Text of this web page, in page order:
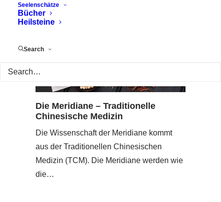
Seelenschätze
Bücher
Heilsteine
Search
Die Meridiane – Traditionelle
Chinesische Medizin
Die Wissenschaft der Meridiane kommt
aus der Traditionellen Chinesischen
Medizin (TCM). Die Meridiane werden wie
die…